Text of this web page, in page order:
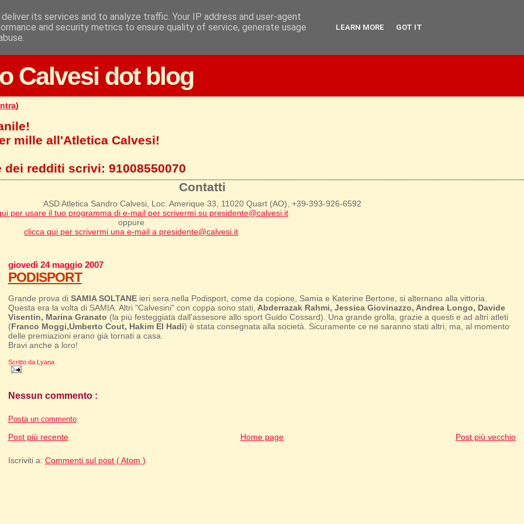
Calvesi dot blog
)
mille all'Atletica Calvesi!
dei redditi scrivi:91008550070
Contatti
ASD Atletica Sandro Calvesi, Loc. Amerique 33, 11020 Quart (AO), +39-393-926-6592
per usare il tuo programma di e-mail per scrivermi su presidente@calvesi.it
oppure
clicca qui per scrivermi una e-mail a presidente@calvesi.it
giovedì 24 maggio 2007
PODISPORT
Grande prova di SAMIA SOLTANEieri sera nella Podisport, come da copione, Samia e Katerine Bertone, si alternano alla vittoria.
Questa era la volta di SAMIA. Altri "Calvesini" con coppa sono stati, Abderrazak Rahmi, Jessica Giovinazzo, Andrea Longo, Davide
Visentin, Marina Granato (la più festeggiata dall'assesore allo sport Guido Cossard). Una grande grolla, grazie a questi e ad altri atleti
(Franco Moggi,Umberto Cout, Hakim El Hadi) è stata consegnata alla società. Sicuramente ce ne saranno stati altri, ma, al momento
delle premiazioni erano già tornati a casa.
Bravi anche a loro!
Scritto da Lyana
Nessun commento :
Posta un commento
Post più recente Post più vecchio
Home page
Iscriviti a: Commenti sul post ( Atom )
its services and to analyze traffic. Your IP address and user-agent
and security metrics to ensure quality of service, generate usage
LEARN MORE GOT IT